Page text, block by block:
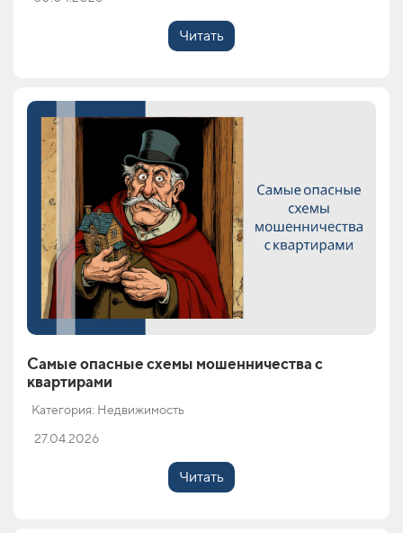
Читать
Самые опасные схемы мошенничества с
квартирами
Категория: Недвижимость
27.04.2026
Читать